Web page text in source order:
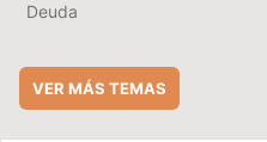
Deuda
VER MÁS TEMAS